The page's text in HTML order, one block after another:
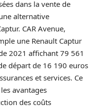
dans la vente de
alternative
CAR Avenue,
une Renault Captur
2021 affichant 79 561
départ de 16 190 euros
et services. Ce
avantages
des coûts